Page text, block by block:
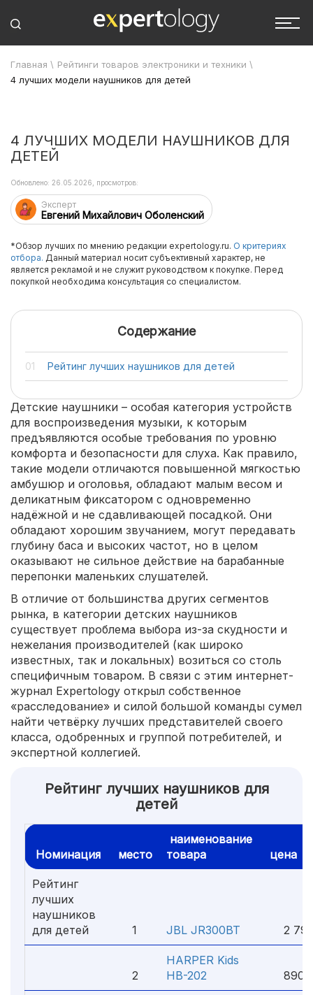
Главная \ Рейтинги товаров электроники и техники \
4 лучших модели наушников для детей
4 ЛУЧШИХ МОДЕЛИ НАУШНИКОВ ДЛЯ
ДЕТЕЙ
Эксперт
Евгений Михайлович Оболенский
Обновлено: 26.05.2026, просмотров:
*Обзор лучших по мнению редакции expertology.ru. О критериях
отбора. Данный материал носит субъективный характер, не
является рекламой и не служит руководством к покупке. Перед
покупкой необходима консультация со специалистом.
Содержание
Рейтинг лучших наушников для детей
Детские наушники – особая категория устройств
для воспроизведения музыки, к которым
предъявляются особые требования по уровню
комфорта и безопасности для слуха. Как правило,
такие модели отличаются повышенной мягкостью
амбушюр и оголовья, обладают малым весом и
деликатным фиксатором с одновременно
надёжной и не сдавливающей посадкой. Они
обладают хорошим звучанием, могут передавать
глубину баса и высоких частот, но в целом
оказывают не сильное действие на барабанные
перепонки маленьких слушателей.
В отличие от большинства других сегментов
рынка, в категории детских наушников
существует проблема выбора из-за скудности и
нежелания производителей (как широко
известных, так и локальных) возиться со столь
специфичным товаром. В связи с этим интернет-
журнал Expertology открыл собственное
«расследование» и силой большой команды сумел
найти четвёрку лучших представителей своего
класса, одобренных и группой потребителей, и
экспертной коллегией.
Рейтинг лучших наушников для
детей
Номинация место
наименование
товара
цена
Рейтинг
лучших
наушников
для детей
1 JBL JR300BT 2
2
HARPER Kids
HB-202
890